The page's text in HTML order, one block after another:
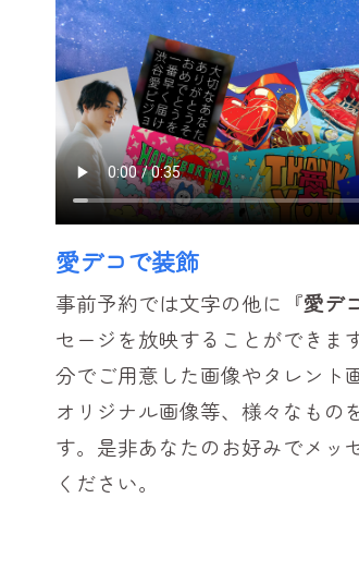
愛デコで装飾
事前予約では文字の他に『愛デ
セージを放映することができま
分でご用意した画像やタレント
オリジナル画像等、様々なもの
す。是非あなたのお好みでメッ
ください。